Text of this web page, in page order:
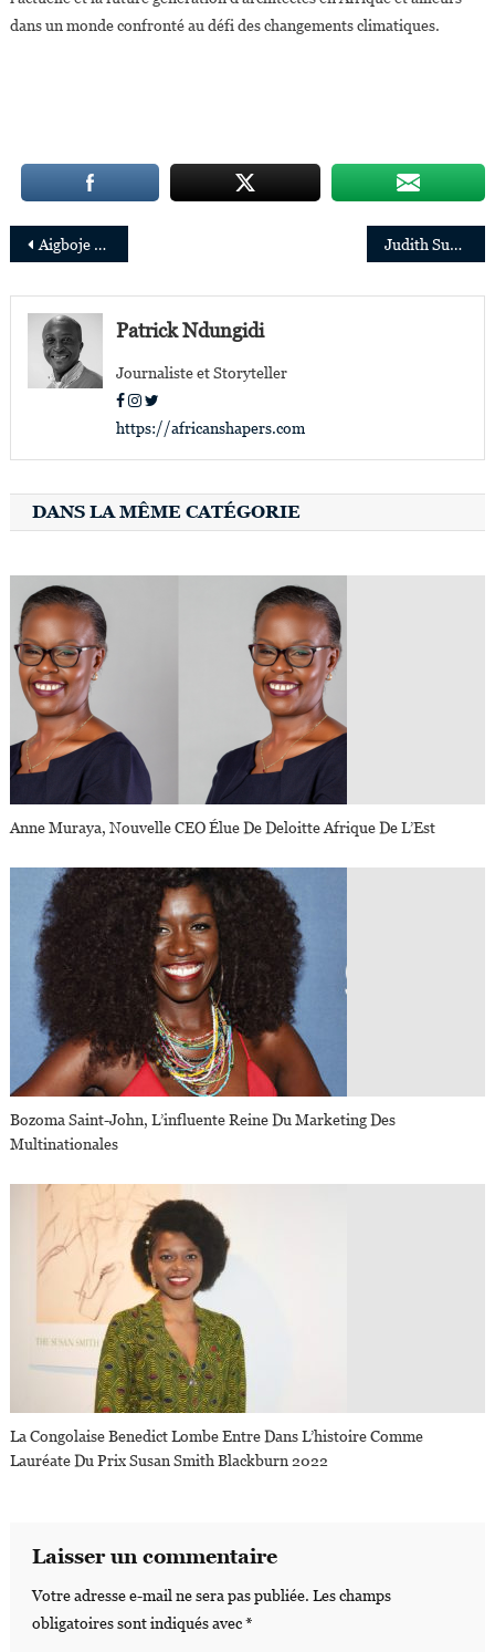
dans un monde confronté au défi des changements climatiques.
Navigation
de
l’article
Aigboje Aig-Imoukhuede reprend les commandes du groupe Access Corporation Judith Suminwa, Première femme nommée Premier ministre en République démocratique du Congo
Patrick Ndungidi
Journaliste et Storyteller
https://africanshapers.com
DANS LA MÊME CATÉGORIE
Anne Muraya, Nouvelle CEO Élue De Deloitte Afrique De L’Est
Bozoma Saint-John, L’influente Reine Du Marketing Des
Multinationales
La Congolaise Benedict Lombe Entre Dans L’histoire Comme
Lauréate Du Prix Susan Smith Blackburn 2022
Laisser un commentaire
Votre adresse e-mail ne sera pas publiée. Les champs
obligatoires sont indiqués avec*